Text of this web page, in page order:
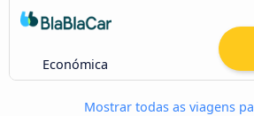
Económica
Mostrar todas as viagens